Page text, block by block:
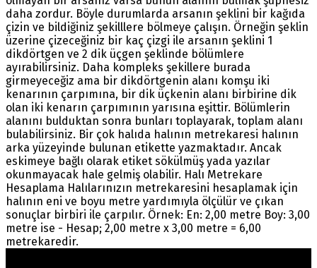
daha zordur. Böyle durumlarda arsanın şeklini bir kağıda
çizin ve bildiğiniz şekilllere bölmeye çalışın. Örneğin şeklin
üzerine çizeceğiniz bir kaç çizgi ile arsanın şeklini 1
dikdörtgen ve 2 dik üçgen şeklinde bölümlere
ayırabilirsiniz. Daha kompleks şekillere burada
girmeyeceğiz ama bir dikdörtgenin alanı komşu iki
kenarının çarpımına, bir dik üçkenin alanı birbirine dik
olan iki kenarın çarpımının yarısına eşittir. Bölümlerin
alanını bulduktan sonra bunları toplayarak, toplam alanı
bulabilirsiniz. Bir çok halıda halının metrekaresi halının
arka yüzeyinde bulunan etikette yazmaktadır. Ancak
eskimeye bağlı olarak etiket sökülmüş yada yazılar
okunmayacak hale gelmiş olabilir. Halı Metrekare
Hesaplama Halılarınızın metrekaresini hesaplamak için
halının eni ve boyu metre yardımıyla ölçülür ve çıkan
sonuçlar birbiri ile çarpılır. Örnek: En: 2,00 metre Boy: 3,00
metre ise - Hesap; 2,00 metre x 3,00 metre = 6,00
metrekaredir.